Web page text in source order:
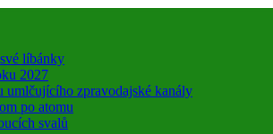
líbánky
2027
umlčujícího zpravodajské kanály
po atomu
svalů